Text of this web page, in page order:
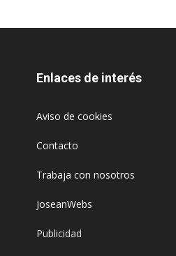
Enlaces de interés
Aviso de cookies
Contacto
Trabaja con nosotros
JoseanWebs
Publicidad